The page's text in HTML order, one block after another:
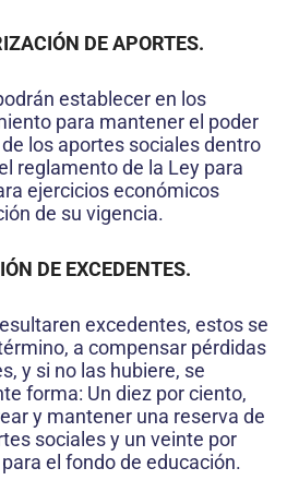
DE APORTES.
establecer en los
para mantener el poder
los aportes sociales dentro
reglamento de la Ley para
ejercicios económicos
de su vigencia.
DE EXCEDENTES.
excedentes, estos se
a compensar pérdidas
y si no las hubiere, se
forma: Un diez por ciento,
y mantener una reserva de
sociales y un veinte por
el fondo de educación.